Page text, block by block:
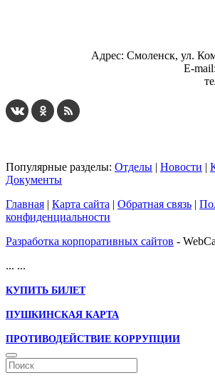
Адрес: Смоленск, ул.
E-mail:
Популярные разделы: Отделы | Новости |
Документы
Главная | Карта сайта | Обратная связь |
конфиденциальности
Разработка корпоративных сайтов -
... ...
КУПИТЬ БИЛЕТ
ПУШКИНСКАЯ КАРТА
ПРОТИВОДЕЙСТВИЕ КОРРУПЦИИ